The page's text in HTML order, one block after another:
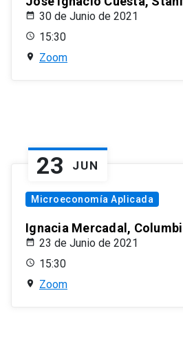
30 de Junio de 2021
15:30
Zoom
23 JUN
Microeconomía Aplicada
Ignacia Mercadal,
23 de Junio de 2021
15:30
Zoom